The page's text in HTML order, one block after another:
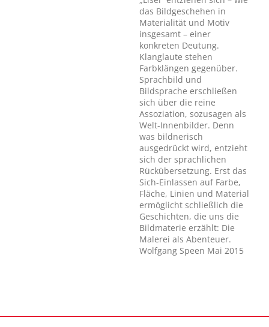
das Bildgeschehen in
Materialität und Motiv
insgesamt – einer
konkreten Deutung.
Klanglaute stehen
Farbklängen gegenüber.
Sprachbild und
Bildsprache erschließen
sich über die reine
Assoziation, sozusagen als
Welt-Innenbilder. Denn
was bildnerisch
ausgedrückt wird, entzieht
sich der sprachlichen
Rückübersetzung. Erst das
Sich-Einlassen auf Farbe,
Fläche, Linien und Material
ermöglicht schließlich die
Geschichten, die uns die
Bildmaterie erzählt: Die
Malerei als Abenteuer.
Wolfgang Speen Mai 2015